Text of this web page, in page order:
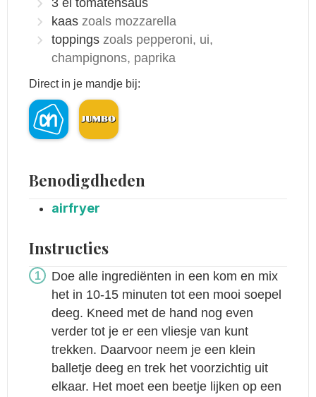
kaas zoals mozzarella
toppings zoals pepperoni, ui,
champignons, paprika
Direct in je mandje bij:
Benodigdheden
airfryer
Instructies
Doe alle ingrediënten in een kom en mix
het in 10-15 minuten tot een mooi soepel
deeg. Kneed met de hand nog even
verder tot je er een vliesje van kunt
trekken. Daarvoor neem je een klein
balletje deeg en trek het voorzichtig uit
elkaar. Het moet een beetje lijken op een